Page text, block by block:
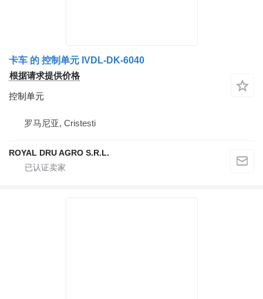
卡车 的 控制单元 IVDL-DK-6040
根据请求提供价格
控制单元
罗马尼亚, Cristesti
ROYAL DRU AGRO S.R.L.